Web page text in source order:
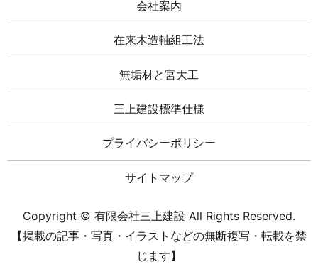
会社案内
在来木造軸組工法
無垢材と宮大工
三上建設標準仕様
プライバシーポリシー
サイトマップ
Copyright © 有限会社三上建設 All Rights Reserved.
【掲載の記事・写真・イラストなどの無断複写・転載を禁
じます】